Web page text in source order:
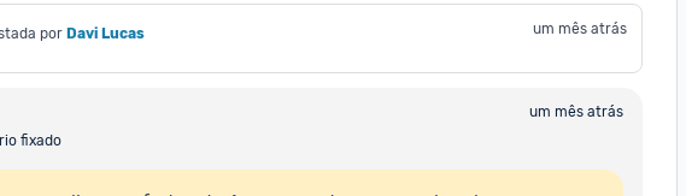
por Davi Lucas um mês atrás
um mês atrás
fixado